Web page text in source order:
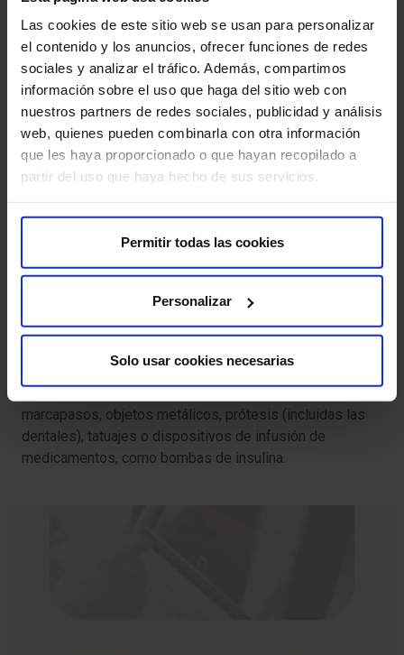
Las cookies de este sitio web se usan para personalizar
el contenido y los anuncios, ofrecer funciones de redes
sociales y analizar el tráfico. Además, compartimos
información sobre el uso que haga del sitio web con
nuestros partners de redes sociales, publicidad y análisis
web, quienes pueden combinarla con otra información
que les haya proporcionado o que hayan recopilado a
partir del uso que haya hecho de sus servicios.
Permitir todas las cookies
Personalizar
Solo usar cookies necesarias
Reacción alérgica al contraste:es poco común,
pero puede ocurrir.
Sangrado:en raras ocasiones, puede producirse un
pequeño sangrado en la articulación después de la
inyección.
Para que tu prueba se desarrolle sin contratiempos, te
Así podremos realizar la preparación administrativa y
clínica necesaria.
Informado, un documento con información importante
que deberás leer y firmar.
marcapasos, objetos metálicos, prótesis (incluidas las
dentales), tatuajes o dispositivos de infusión de
medicamentos, como bombas de insulina.